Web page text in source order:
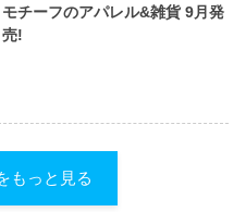
モチーフのアパレル&雑貨 9月発
売!
もっと見る